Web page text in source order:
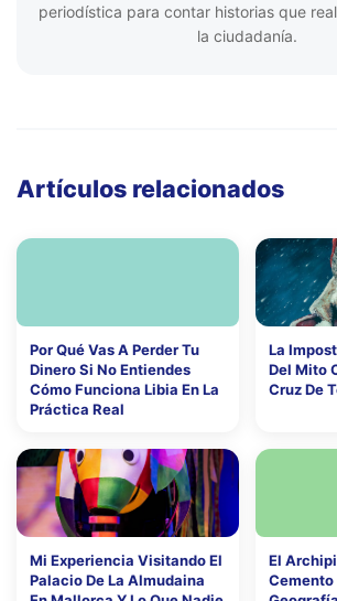
periodística para contar historias que
la ciudadanía.
Artículos relacionados
Por Qué Vas A Perder Tu
Dinero Si No Entiendes
Cómo Funciona Libia En La
Práctica Real
La
Del Mito
Cruz De
Mi Experiencia Visitando El
Palacio De La Almudaina
El
Cemento